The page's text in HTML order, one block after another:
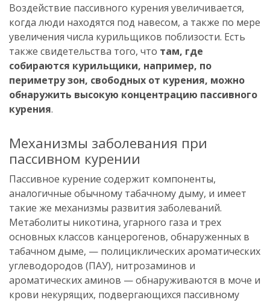
Воздействие пассивного курения увеличивается,
когда люди находятся под навесом, а также по мере
увеличения числа курильщиков поблизости. Есть
также свидетельства того, что там, где
собираются курильщики, например, по
периметру зон, свободных от курения, можно
обнаружить высокую концентрацию пассивного
курения.
Механизмы заболевания при
пассивном курении
Пассивное курение содержит компоненты,
аналогичные обычному табачному дыму, и имеет
такие же механизмы развития заболеваний.
Метаболиты никотина, угарного газа и трех
основных классов канцерогенов, обнаруженных в
табачном дыме, — полициклических ароматических
углеводородов (ПАУ), нитрозаминов и
ароматических аминов — обнаруживаются в моче и
крови некурящих, подвергающихся пассивному